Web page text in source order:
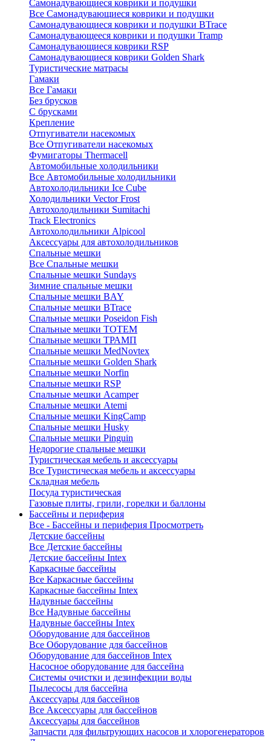
Самонадувающиеся коврики и подушки
Все Самонадувающиеся коврики и подушки
Самонадувающиеся коврики и подушки BTrace
Самонадувающееся коврики и подушки Tramp
Самонадувающиеся коврики RSP
Самонадувающиеся коврики Golden Shark
Туристические матрасы
Гамаки
Все Гамаки
Без брусков
С брусками
Крепление
Отпугиватели насекомых
Все Отпугиватели насекомых
Фумигаторы Thermacell
Автомобильные холодильники
Все Автомобильные холодильники
Автохолодильники Ice Cube
Холодильники Vector Frost
Автохолодильники Sumitachi
Track Electronics
Автохолодильники Alpicool
Аксессуары для автохолодильников
Спальные мешки
Все Спальные мешки
Спальные мешки Sundays
Зимние спальные мешки
Спальные мешки BAY
Спальные мешки BTrace
Спальные мешки Poseidon Fish
Спальные мешки ТОТЕМ
Спальные мешки ТРАМП
Cпальные мешки MedNovtex
Спальные мешки Golden Shark
Спальные мешки Norfin
Спальные мешки RSP
Спальные мешки Acamper
Спальные мешки Atemi
Спальные мешки KingCamp
Спальные мешки Husky
Спальные мешки Pinguin
Недорогие спальные мешки
Туристическая мебель и аксессуары
Все Туристическая мебель и аксессуары
Складная мебель
Посуда туристическая
Газовые плиты, грили, горелки и баллоны
Бассейны и периферия
Все - Бассейны и периферия Просмотреть
Детские бассейны
Все Детские бассейны
Детские бассейны Intex
Каркасные бассейны
Все Каркасные бассейны
Каркасные бассейны Intex
Надувные бассейны
Все Надувные бассейны
Надувные бассейны Intex
Оборудование для бассейнов
Все Оборудование для бассейнов
Оборудование для бассейнов Intex
Насосное оборудование для бассейна
Системы очистки и дезинфекции воды
Пылесосы для бассейна
Аксессуары для бассейнов
Все Аксессуары для бассейнов
Аксессуары для бассейнов
Запчасти для фильтрующих насосов и хлорогенераторов